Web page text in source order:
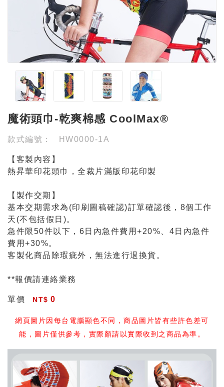
魔術頭巾-乾爽棉感 CoolMax®
款式編號： HW0000-1A
【客製內容】
熱昇華印花頭巾，全裁片滿版印花印製
【製作交期】
基本交期需求為(印刷圖稿確認)訂單確認後，8個工作
天(不包括假日)。
急件限50件以下，6日內急件費用+20%、4日內急件
費用+30%。
客製化商品除瑕疵外，無法進行退換貨。
**報價請連絡業務
單價 0
網頁圖片因每台電腦顯色不同，商品圖片皆有些許色差可
能，圖片僅供參考，實際顏請以實際收到之商品為準。